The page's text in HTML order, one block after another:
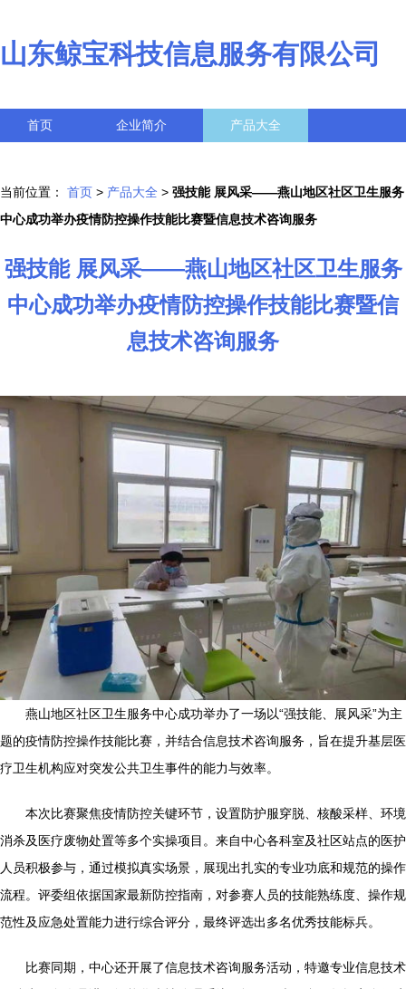
山东鲸宝科技信息服务有限公司
首页 企业简介 产品大全
当前位置： 首页 > 产品大全 > 强技能 展风采——燕山地区社区卫生服务
中心成功举办疫情防控操作技能比赛暨信息技术咨询服务
强技能 展风采——燕山地区社区卫生服务
中心成功举办疫情防控操作技能比赛暨信
息技术咨询服务
燕山地区社区卫生服务中心成功举办了一场以“强技能、展风采”为主
题的疫情防控操作技能比赛，并结合信息技术咨询服务，旨在提升基层医
疗卫生机构应对突发公共卫生事件的能力与效率。
本次比赛聚焦疫情防控关键环节，设置防护服穿脱、核酸采样、环境
消杀及医疗废物处置等多个实操项目。来自中心各科室及社区站点的医护
人员积极参与，通过模拟真实场景，展现出扎实的专业功底和规范的操作
流程。评委组依据国家最新防控指南，对参赛人员的技能熟练度、操作规
范性及应急处置能力进行综合评分，最终评选出多名优秀技能标兵。
比赛同期，中心还开展了信息技术咨询服务活动，特邀专业信息技术